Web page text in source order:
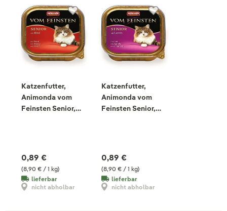
Katzenfutter,
Animonda vom
Feinsten Senior,
(8,90 € / 1 kg)
0,89 €
lieferbar
nicht abholbar
Katzenfutter,
Animonda vom
Feinsten Senior,
(8,90 € / 1 kg)
0,89 €
lieferbar
nicht abholbar